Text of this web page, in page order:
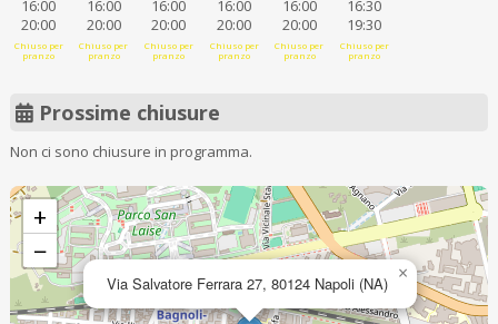
16:00
20:00
Chiuso per
pranzo
16:00
20:00
Chiuso per
pranzo
16:00
20:00
Chiuso per
pranzo
16:00
20:00
Chiuso per
pranzo
16:00
20:00
Chiuso per
pranzo
16:30
19:30
Chiuso per
pranzo
Prossime chiusure
Non ci sono chiusure in programma.
Via Salvatore Ferrara 27, 80124 Napoli (NA) ×
+
−